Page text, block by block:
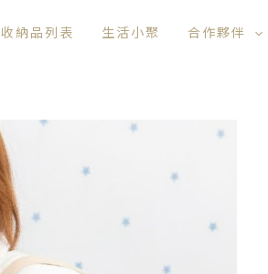
收納品列表 生活小聚 合作夥伴